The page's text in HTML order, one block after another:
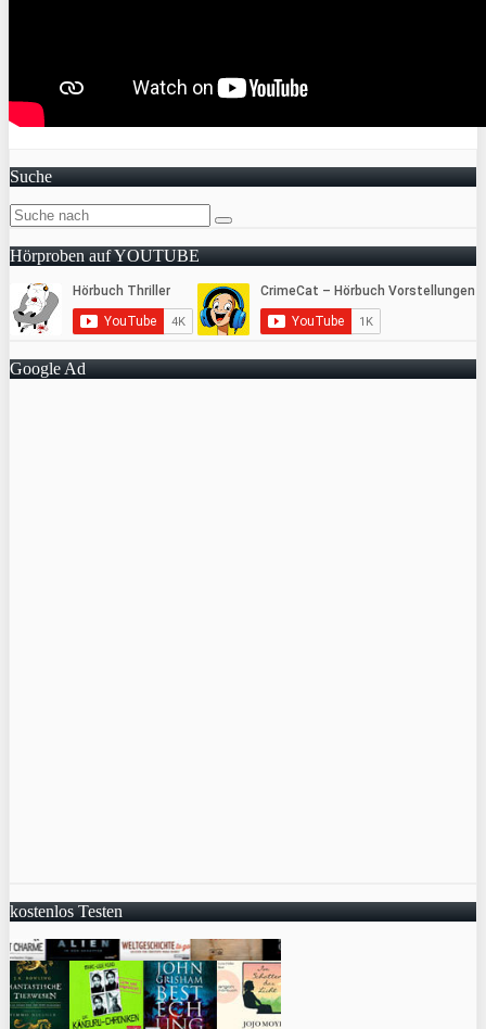
Suche
Hörproben auf YOUTUBE
Google Ad
kostenlos Testen